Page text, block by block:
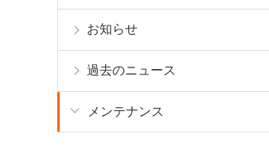
お知らせ
過去のニュース
メンテナンス